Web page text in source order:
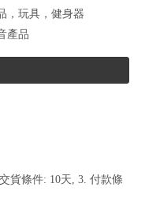
，玩具，健身器
產品
貨條件: 10天, 3. 付款條